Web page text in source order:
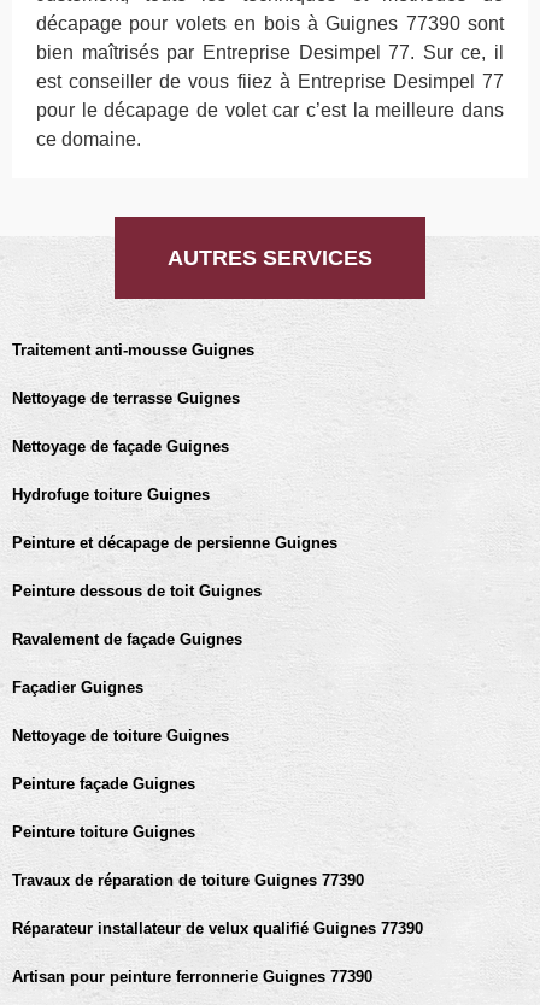
décapage pour volets en bois à Guignes 77390 sont
bien maîtrisés par Entreprise Desimpel 77. Sur ce, il
est conseiller de vous fiiez à Entreprise Desimpel 77
pour le décapage de volet car c’est la meilleure dans
ce domaine.
AUTRES SERVICES
Traitement anti-mousse Guignes
Nettoyage de terrasse Guignes
Nettoyage de façade Guignes
Hydrofuge toiture Guignes
Peinture et décapage de persienne Guignes
Peinture dessous de toit Guignes
Ravalement de façade Guignes
Façadier Guignes
Nettoyage de toiture Guignes
Peinture façade Guignes
Peinture toiture Guignes
Travaux de réparation de toiture Guignes 77390
Réparateur installateur de velux qualifié Guignes 77390
Artisan pour peinture ferronnerie Guignes 77390